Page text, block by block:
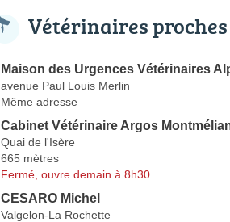
Vétérinaires proches
Maison des Urgences Vétérinaires
avenue Paul Louis Merlin
Même adresse
Cabinet Vétérinaire Argos
Quai de l'Isère
665 mètres
Fermé, ouvre demain à 8h30
CESARO Michel
Valgelon-La Rochette